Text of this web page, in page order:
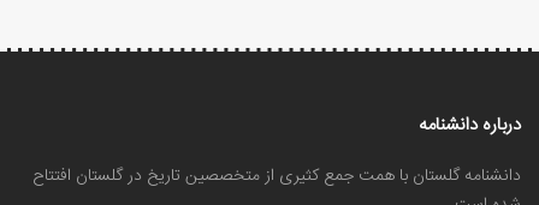
درباره دانشنامه
دانشنامه گلستان با همت جمع کثیری از متخصصین تاریخ در گلستان افتتاح